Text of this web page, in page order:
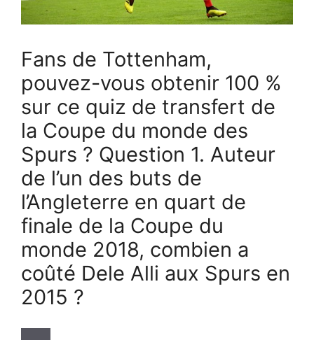
Fans de Tottenham,
pouvez-vous obtenir 100 %
sur ce quiz de transfert de
la Coupe du monde des
Spurs ? Question 1. Auteur
de l’un des buts de
l’Angleterre en quart de
finale de la Coupe du
monde 2018, combien a
coûté Dele Alli aux Spurs en
2015 ?